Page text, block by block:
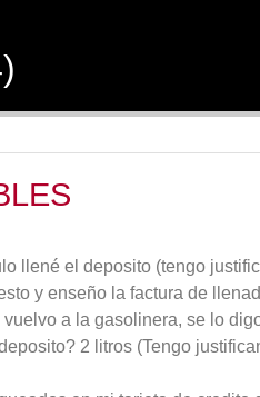
llené el deposito (tengo
y enseño la factura de
vuelvo a la gasolinera, se lo
2 litros (Tengo